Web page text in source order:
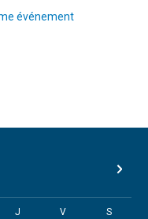
événement
J V S